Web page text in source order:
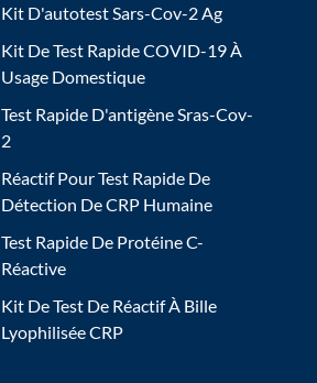
Kit D'autotest Sars-Cov-2 Ag
Kit De Test Rapide COVID-19 À
Usage Domestique
Test Rapide D'antigène Sras-Cov-
2
Réactif Pour Test Rapide De
Détection De CRP Humaine
Test Rapide De Protéine C-
Réactive
Kit De Test De Réactif À Bille
Lyophilisée CRP